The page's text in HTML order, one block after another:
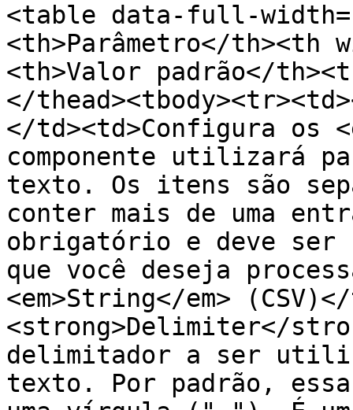
<table data-full-
<th>Parâmetro</th><th
<th>Valor padrão</
</
</td><td>Configura os
componente utilizará
texto. Os itens são
conter mais de uma
obrigatório e deve ser
que você deseja
<em>String</em>
<strong>Delimiter</
delimitador a ser
texto. Por padrão, essa